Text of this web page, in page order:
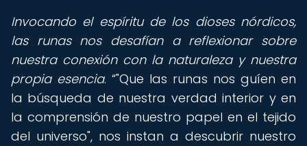
Invocando el espíritu de los dioses nórdicos,
las runas nos desafían a reflexionar sobre
nuestra conexión con la naturaleza y nuestra
propia esencia. "Que las runas nos guíen en
la búsqueda de nuestra verdad interior y en
la comprensión de nuestro papel en el tejido
del universo", nos instan a descubrir nuestro